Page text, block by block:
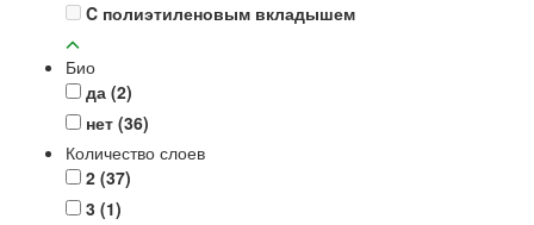
C полиэтиленовым вкладышем
Био
да (2)
нет (36)
Количество слоев
2 (37)
3 (1)